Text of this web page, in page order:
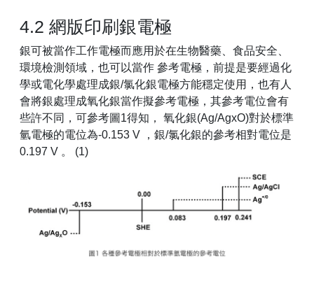
4.2 網版印刷銀電極
銀可被當作工作電極而應用於在生物醫藥、食品安全、
環境檢測領域，也可以當作 參考電極，前提是要經過化
學或電化學處理成銀/氯化銀電極方能穩定使用，也有人
會將銀處理成氧化銀當作擬參考電極，其參考電位會有
些許不同，可參考圖1得知， 氧化銀(Ag/AgxO)對於標準
氫電極的電位為-0.153 V ，銀/氯化銀的參考相對電位是
0.197 V 。 (1)